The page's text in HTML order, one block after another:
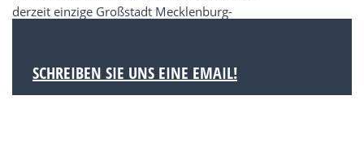
derzeit einzige Großstadt Mecklenburg-
SCHREIBEN SIE UNS EINE EMAIL!